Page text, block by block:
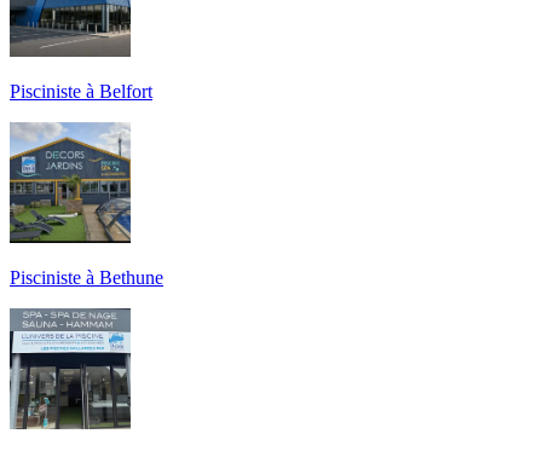
Pisciniste à Belfort
Pisciniste à Bethune